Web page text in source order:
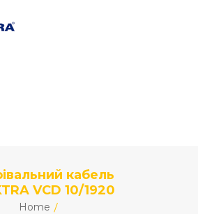
кабель
VCD 10/1920
Home